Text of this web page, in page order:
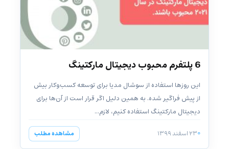
6 پلتفرم محبوب دیجیتال مارکتینگ
این روزها استفاده از سوشال مدیا برای توسعه کسب‌و‌کار بیش
از پیش فراگیر شده. به همین دلیل اگر قرار است از آن‌ها برای
دیجیتال مارکتینگ استفاده کنیم، لازم...
۲۳ اسفند ۱۳۹۹ مشاهده مطلب